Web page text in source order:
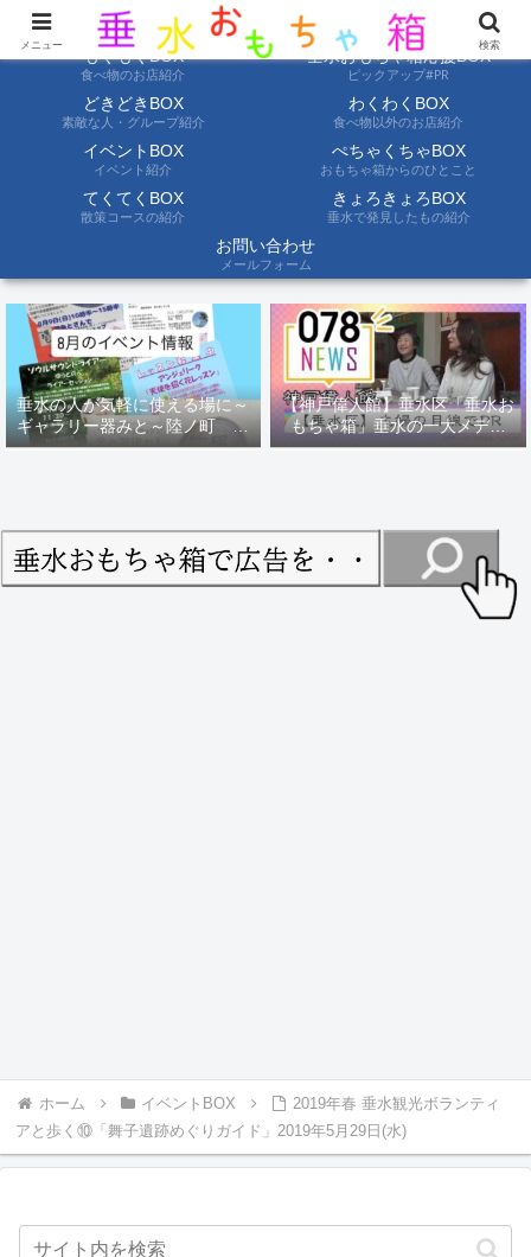
ようこそ垂水おもちゃ箱へ。垂水の情報を自分たちの目でみて聞いて伝えます
もぐもぐBOX
食べ物のお店紹介
垂水おもちゃ箱応援BOX
ピックアップ#PR
どきどきBOX
素敵な人・グループ紹介
わくわくBOX
食べ物以外のお店紹介
イベントBOX
イベント紹介
ぺちゃくちゃBOX
おもちゃ箱からのひとこと
てくてくBOX
散策コースの紹介
きょろきょろBOX
垂水で発見したもの紹介
お問い合わせ
メールフォーム
垂水の人が気軽に使える場に～
ギャラリー器みと～陸ノ町 ８
月のイベント情報
【神戸偉人館】垂水区「垂水お
もちゃ箱」垂水の一大メディ
ア！？｜神戸の魅力を凸インタ
ホーム イベントBOX
2019年春 垂水観光ボランティ
アと歩く⑩「舞子遺跡めぐりガイド」2019年5月29日(水)
メニュー 検索